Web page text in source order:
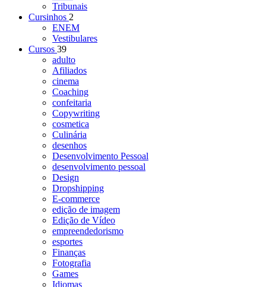
Tribunais
Cursinhos 2
ENEM
Vestibulares
Cursos 39
adulto
Afiliados
cinema
Coaching
confeitaria
Copywriting
cosmetica
Culinária
desenhos
Desenvolvimento Pessoal
desenvolvimento pessoal
Design
Dropshipping
E-commerce
edição de imagem
Edição de Vídeo
empreendedorismo
esportes
Finanças
Fotografia
Games
Idiomas